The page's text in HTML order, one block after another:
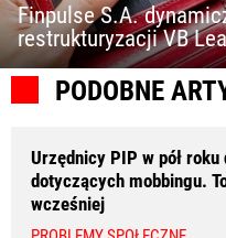
Finpulse S.A.
restrukturyzacji VB
PODOBNE
Urzędnicy PIP w pół
dotyczących mobbingu.
wcześniej